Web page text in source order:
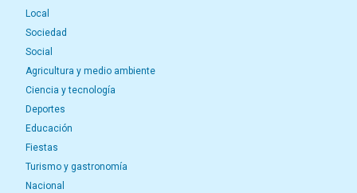
Local
Sociedad
Social
Agricultura y medio ambiente
Ciencia y tecnología
Deportes
Educación
Fiestas
Turismo y gastronomía
Nacional